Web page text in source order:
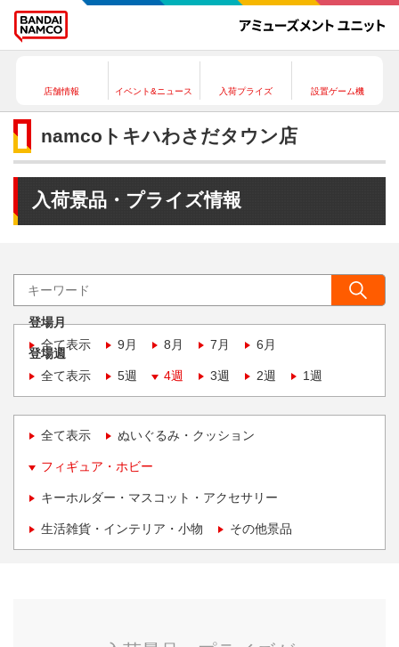
店舗情報 イベント&ニュース 入荷プライズ 設置ゲーム機
namcoトキハわさだタウン店
入荷景品・プライズ情報
登場月
全て表示
9月 8月 7月 6月
登場週
全て表示
5週 4週 3週 2週 1週
全て表示 ぬいぐるみ・クッション
フィギュア・ホビー
キーホルダー・マスコット・アクセサリー
生活雑貨・インテリア・小物 その他景品